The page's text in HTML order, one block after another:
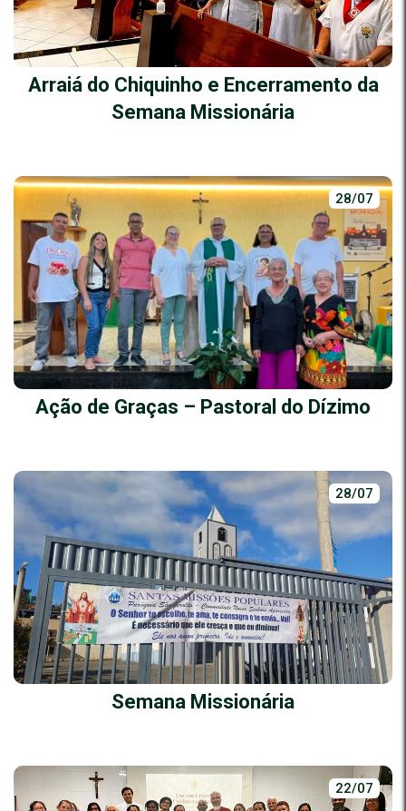
Arraiá do Chiquinho e Encerramento da
Semana Missionária
28/07
Ação de Graças – Pastoral do Dízimo
28/07
Semana Missionária
22/07